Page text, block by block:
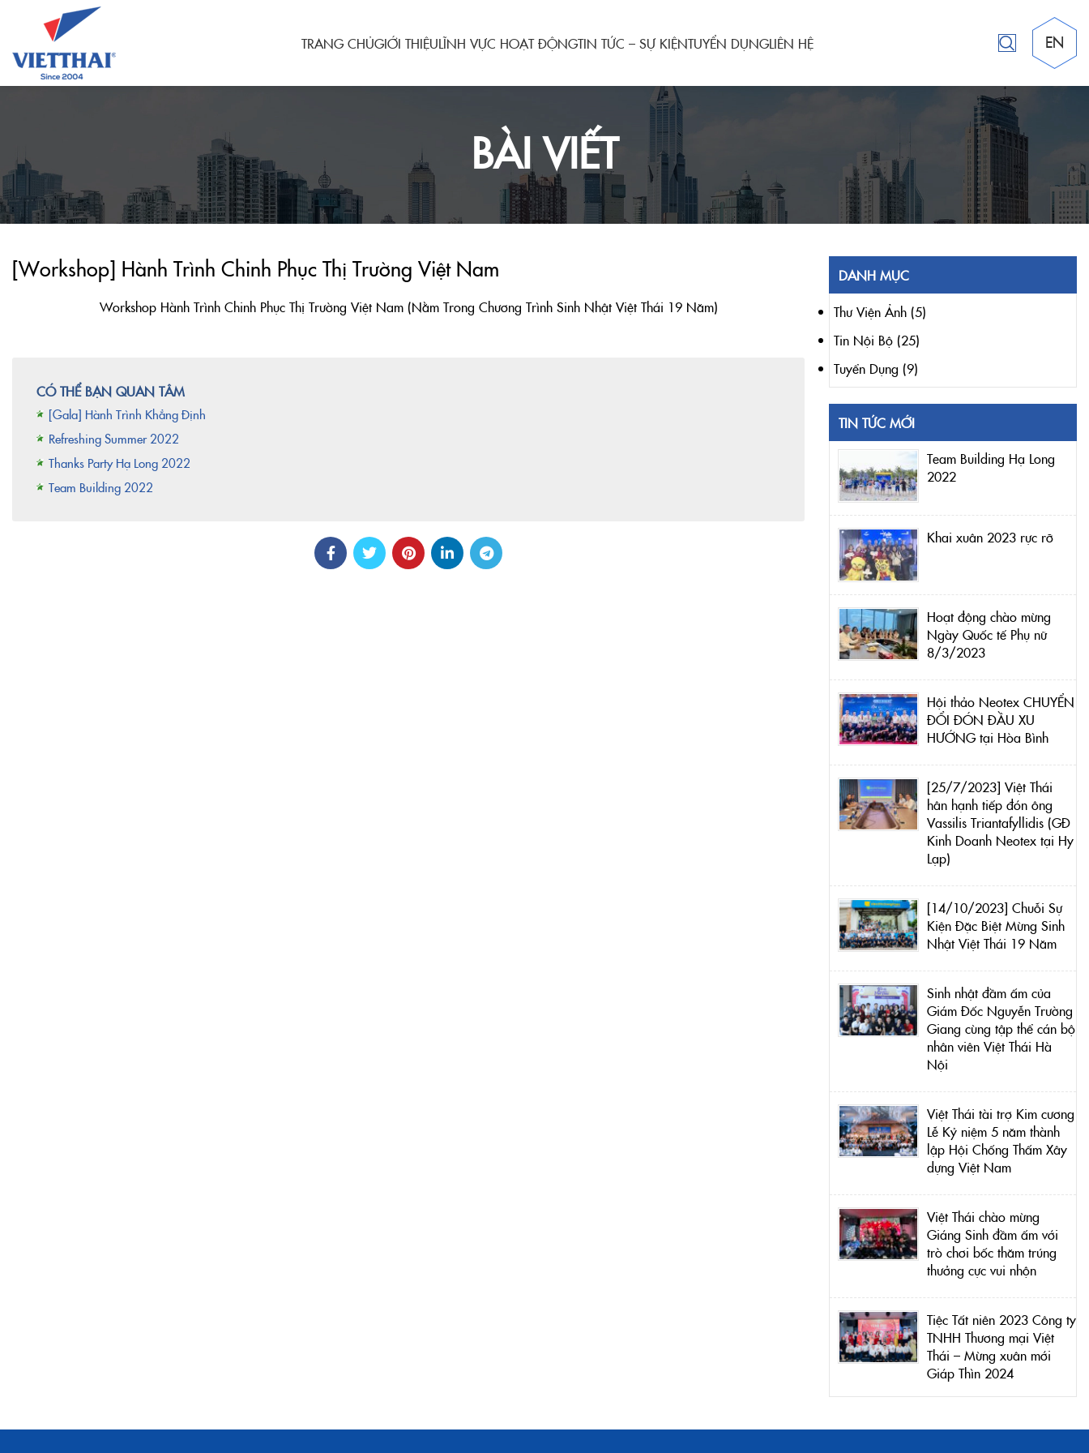
TRANG CHỦGIỚI THIỆULĨNH VỰC HOẠT ĐỘNGTIN TỨC – SỰ KIỆNTUYỂN DỤNGLIÊN HỆ EN
BÀI VIẾT
[Workshop] Hành Trình Chinh Phục Thị Trường Việt Nam
Workshop Hành Trình Chinh Phục Thị Trường Việt Nam (Nằm Trong Chương Trình Sinh Nhật Việt Thái 19 Năm)
CÓ THỂ BẠN QUAN TÂM
[Gala] Hành Trình Khẳng Định
Refreshing Summer 2022
Thanks Party Hạ Long 2022
Team Building 2022
DANH MỤC
Thư Viện Ảnh (5)
Tin Nội Bộ (25)
Tuyển Dụng (9)
TIN TỨC MỚI
Team Building Hạ Long
2022
Khai xuân 2023 rực rỡ
Hoạt động chào mừng
Ngày Quốc tế Phụ nữ
8/3/2023
Hội thảo Neotex CHUYỂN
ĐỔI ĐÓN ĐẦU XU
HƯỚNG tại Hòa Bình
[25/7/2023] Việt Thái
hân hạnh tiếp đón ông
Vassilis Triantafyllidis (GĐ
Kinh Doanh Neotex tại Hy
Lạp)
[14/10/2023] Chuỗi Sự
Kiện Đặc Biệt Mừng Sinh
Nhật Việt Thái 19 Năm
Sinh nhật đầm ấm của
Giám Đốc Nguyễn Trường
Giang cùng tập thể cán bộ
nhân viên Việt Thái Hà
Nội
Việt Thái tài trợ Kim cương
Lễ Kỷ niệm 5 năm thành
lập Hội Chống Thấm Xây
dựng Việt Nam
Việt Thái chào mừng
Giáng Sinh đầm ấm với
trò chơi bốc thăm trúng
thưởng cực vui nhộn
Tiệc Tất niên 2023 Công ty
TNHH Thương mại Việt
Thái – Mừng xuân mới
Giáp Thìn 2024